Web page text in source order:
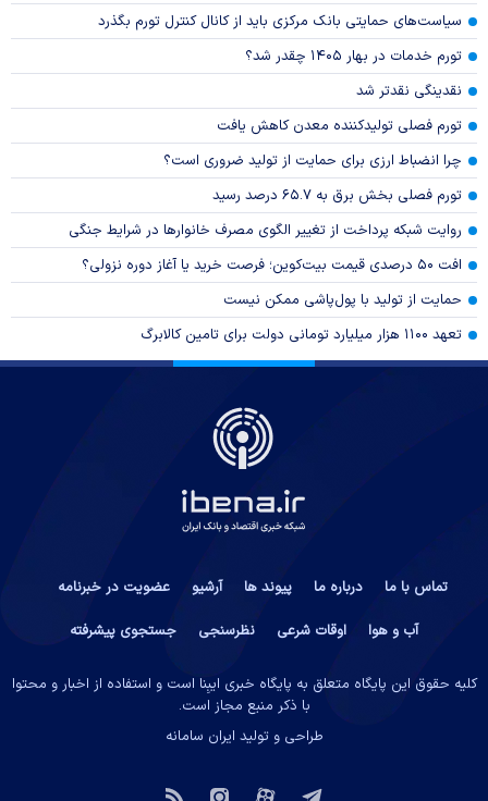
سیاست‌های حمایتی بانک مرکزی باید از کانال کنترل تورم بگذرد
تورم خدمات در بهار ۱۴۰۵ چقدر شد؟
نقدینگی نقدتر شد
تورم فصلی تولیدکننده معدن کاهش یافت
چرا انضباط ارزی برای حمایت از تولید ضروری است؟
تورم فصلی بخش برق به ۶۵.۷ درصد رسید
روایت شبکه پرداخت از تغییر الگوی مصرف خانوار‌ها در شرایط جنگی
افت ۵۰ درصدی قیمت بیت‌کوین؛ فرصت خرید یا آغاز دوره نزولی؟
حمایت از تولید با پول‌پاشی ممکن نیست
تعهد ۱۱۰۰ هزار میلیارد تومانی دولت برای تامین کالابرگ
تماس با ما درباره ما پیوند ها آرشیو
عضویت در خبرنامه
آب و هوا
اوقات شرعی نظرسنجی جستجوی پیشرفته
کلیه حقوق این پایگاه متعلق به پایگاه خبری ایبِنا است و استفاده از اخبار و محتوا
با ذکر منبع مجاز است.
طراحی و تولید ایران سامانه